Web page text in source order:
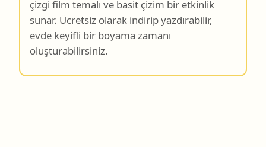
evde keyifli bir boyama zamanı
oluşturabilirsiniz.